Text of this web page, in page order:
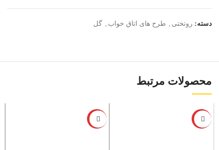
دسته: روتختی , طرح های اتاق خواب , گل
محصولات مرتبط
-6%
-6%